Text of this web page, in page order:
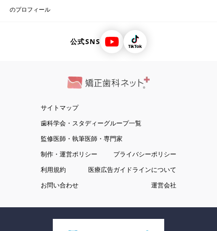
のプロフィール
公式SNS
サイトマップ
歯科学会・スタディーグループ一覧
監修医師・執筆医師・専門家
制作・運営ポリシー
プライバシーポリシー
利用規約
医療広告ガイドラインについて
お問い合わせ
運営会社